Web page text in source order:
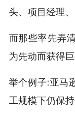
头、项目经理、
而那些率先弄
为先动而获得巨
举个例子:亚马
工规模下仍保